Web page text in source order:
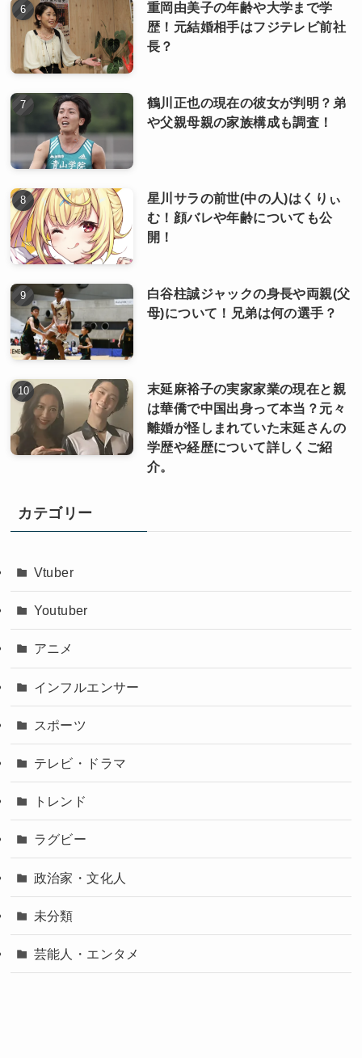
重岡由美子の年齢や大学まで学
歴！元結婚相手はフジテレビ前社
長？
鶴川正也の現在の彼女が判明？弟
や父親母親の家族構成も調査！
星川サラの前世(中の人)はくりぃ
む！顔バレや年齢についても公
開！
白谷柱誠ジャックの身長や両親(父
母)について！兄弟は何の選手？
末延麻裕子の実家家業の現在と親
は華僑で中国出身って本当？元々
離婚が怪しまれていた末延さんの
学歴や経歴について詳しくご紹
介。
カテゴリー
Vtuber
Youtuber
アニメ
インフルエンサー
スポーツ
テレビ・ドラマ
トレンド
ラグビー
政治家・文化人
未分類
芸能人・エンタメ